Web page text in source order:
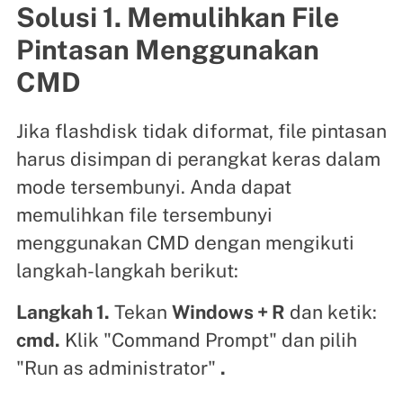
Solusi 1. Memulihkan File
Pintasan Menggunakan
CMD
Jika flashdisk tidak diformat, file pintasan
harus disimpan di perangkat keras dalam
mode tersembunyi. Anda dapat
memulihkan file tersembunyi
menggunakan CMD dengan mengikuti
langkah-langkah berikut:
Langkah 1. Tekan Windows + R dan ketik:
cmd. Klik "Command Prompt" dan pilih
"Run as administrator" .